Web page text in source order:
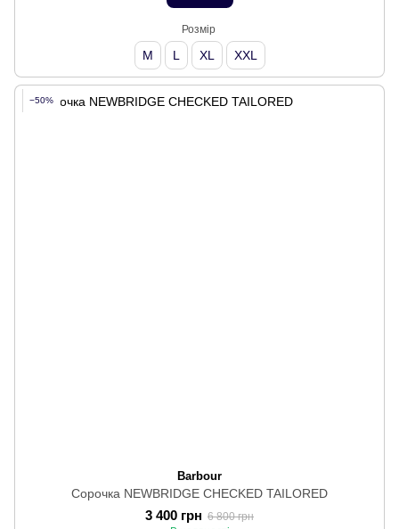
Розмір
M L XL XXL
−50%
Barbour
Сорочка NEWBRIDGE CHECKED TAILORED
3 400 грн 6 800 грн